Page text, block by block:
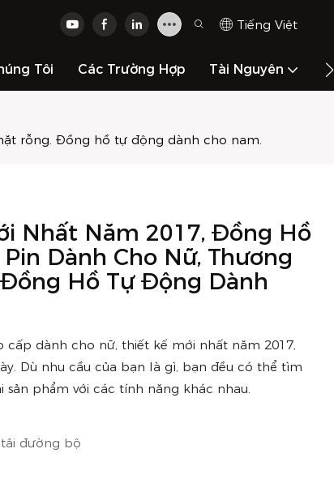
Tiếng Việt
Tôi Các Trường Hợp Tài Nguyên
rỗng. Đồng hồ tự động dành cho nam.
Nhất Năm 2017, Đồng Hồ
Dành Cho Nữ, Thương
Hồ Tự Động Dành
dành cho nữ, thiết kế mới nhất năm 2017,
Dù nhu cầu của bạn là gì, bạn đều có thể tìm
sản phẩm với các tính năng khác nhau.
đường bộ